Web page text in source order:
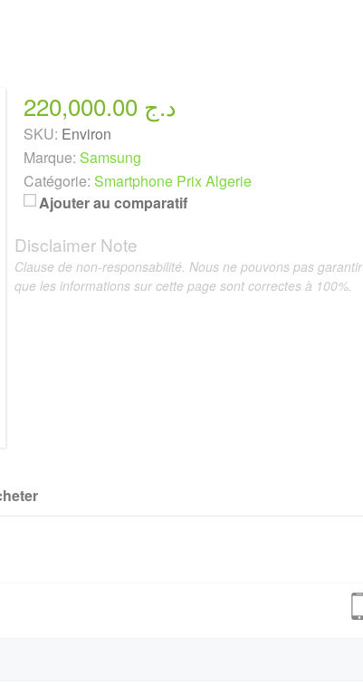
220,000.00 د.ج
SKU: Environ
Marque: Samsung
Catégorie: Smartphone Prix Algerie
Ajouter au comparatif
Disclaimer Note
Clause de non-responsabilité. Nous ne pouvons pas garantir
que les informations sur cette page sont correctes à 100%.